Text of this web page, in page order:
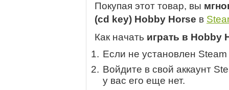
Покупая этот товар, вы
(cd key) Hobby Horse в
Как начать играть в Hobby
Если не установлен
Войдите в свой аккаунт
у вас его еще нет.